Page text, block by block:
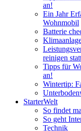
an!
Ein Jahr
Wohnmobil
Batterie
reinigen
Tipps für
an!
Wintertip:
StarterWelt
So findet
So geht
Technik